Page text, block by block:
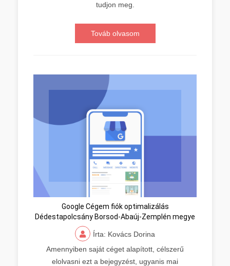
tudjon meg.
Továb olvasom
Google Cégem fiók optimalizálás
Dédestapolcsány Borsod-Abaúj-Zemplén megye
Írta: Kovács Dorina
Amennyiben saját céget alapított, célszerű
elolvasni ezt a bejegyzést, ugyanis mai